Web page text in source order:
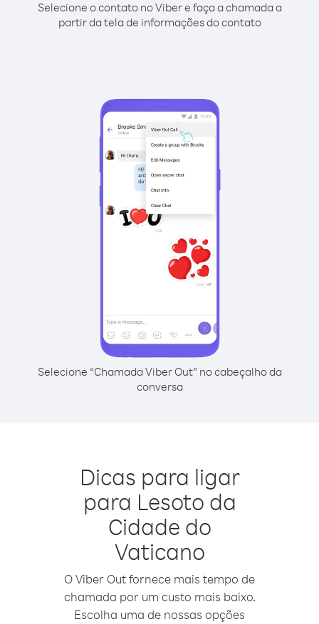
Selecione o contato no Viber e faça a chamada a
partir da tela de informações do contato
Selecione “Chamada Viber Out” no cabeçalho da
conversa
Dicas para ligar
para Lesoto da
Cidade do
Vaticano
O Viber Out fornece mais tempo de
chamada por um custo mais baixo.
Escolha uma de nossas opções